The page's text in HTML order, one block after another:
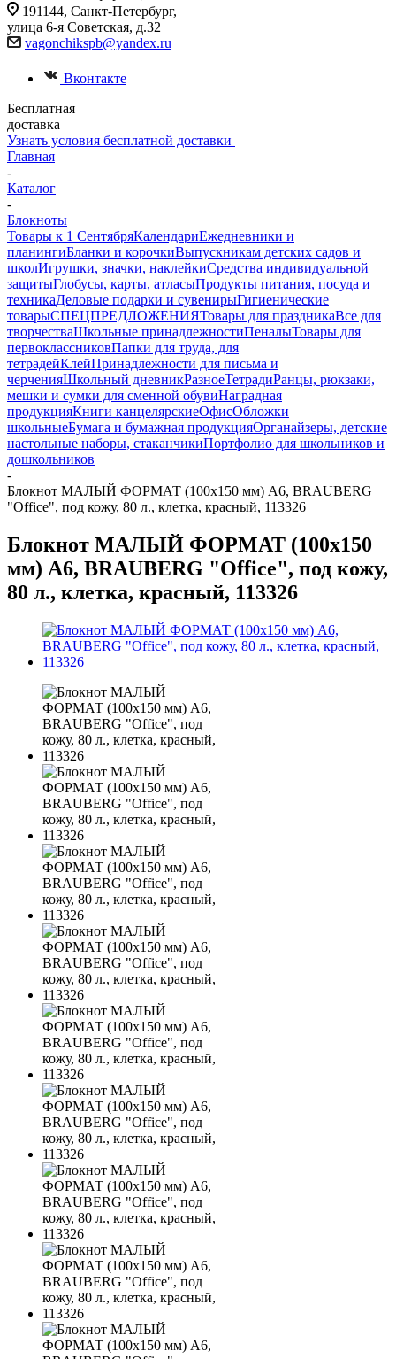
191144, Санкт-Петербург,
улица 6-я Советская, д.32
vagonchikspb@yandex.ru
Вконтакте
Бесплатная
доставка
Узнать условия бесплатной доставки
Главная
-
Каталог
-
Блокноты
Товары к 1 СентябряКалендариЕжедневники и
планингиБланки и корочкиВыпускникам детских садов и
школИгрушки, значки, наклейкиСредства индивидуальной
защитыГлобусы, карты, атласыПродукты питания, посуда и
техникаДеловые подарки и сувенирыГигиенические
товарыСПЕЦПРЕДЛОЖЕНИЯТовары для праздникаВсе для
творчестваШкольные принадлежностиПеналыТовары для
первоклассниковПапки для труда, для
тетрадейКлейПринадлежности для письма и
черченияШкольный дневникРазноеТетрадиРанцы, рюкзаки,
мешки и сумки для сменной обувиНаградная
продукцияКниги канцелярскиеОфисОбложки
школьныеБумага и бумажная продукцияОрганайзеры, детские
настольные наборы, стаканчикиПортфолио для школьников и
дошкольников
-
Блокнот МАЛЫЙ ФОРМАТ (100x150 мм) А6, BRAUBERG
"Office", под кожу, 80 л., клетка, красный, 113326
Блокнот МАЛЫЙ ФОРМАТ (100x150
мм) А6, BRAUBERG "Office", под кожу,
80 л., клетка, красный, 113326